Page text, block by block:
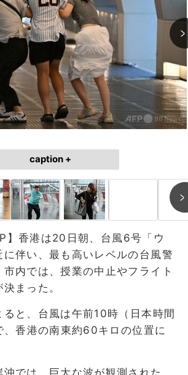
caption +
】香港は20日朝、台風6号「ウ
に伴い、最も高いレベルの台風警
内では、授業の中止やフライト
まった。
ると、台風は午前10時（日本時間
、香港の南東約60キロの位置に
では、巨大な波が観測された。